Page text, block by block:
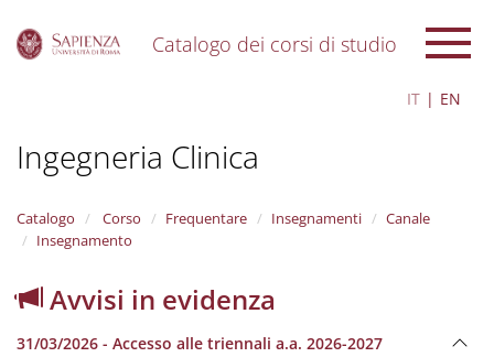
Catalogo dei corsi di studio
IT EN
Ingegneria Clinica
Catalogo Corso Frequentare Insegnamenti
Canale
Insegnamento
Avvisi in evidenza
31/03/2026 - Accesso alle triennali a.a. 2026-2027